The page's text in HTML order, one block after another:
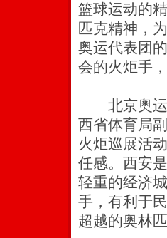
篮球运动的
匹克精神，
奥运代表团
会的火炬手
北京奥运
西省体育局
火炬巡展活
任感。西安
轻重的经济
手，有利于
超越的奥林